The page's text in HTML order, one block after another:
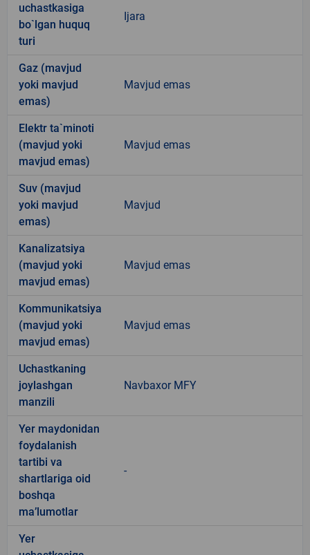
uchastkasiga
bo`lgan huquq
turi
Ijara
Gaz (mavjud
yoki mavjud
emas)
Mavjud emas
Elektr ta`minoti
(mavjud yoki
mavjud emas)
Mavjud emas
Suv (mavjud
yoki mavjud
emas)
Mavjud
Kanalizatsiya
(mavjud yoki
mavjud emas)
Mavjud emas
Kommunikatsiya
(mavjud yoki
mavjud emas)
Mavjud emas
Uchastkaning
joylashgan
manzili
Navbaxor MFY
Yer maydonidan
foydalanish
tartibi va
shartlariga oid
boshqa
ma’lumotlar
-
Yer